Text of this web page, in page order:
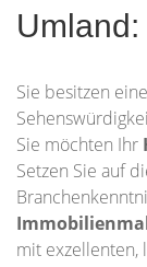
Sie besitzen eine
Sie möchten Ihr
Setzen Sie auf
mit exzellenten,